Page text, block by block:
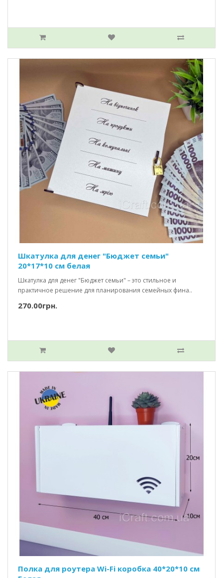
Шкатулка для денег "Бюджет семьи"
20*17*10 см белая
Шкатулка для денег "Бюджет семьи" – это стильное и
практичное решение для планирования семейных фина..
270.00грн.
Полка для роутера Wi-Fi коробка 40*20*10 см